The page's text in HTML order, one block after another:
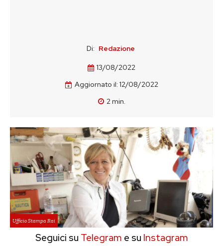
Di: Redazione
13/08/2022
Aggiornato il: 12/08/2022
2min.
Ufficio Stampa Rai
Seguici su Telegram e su Instagram